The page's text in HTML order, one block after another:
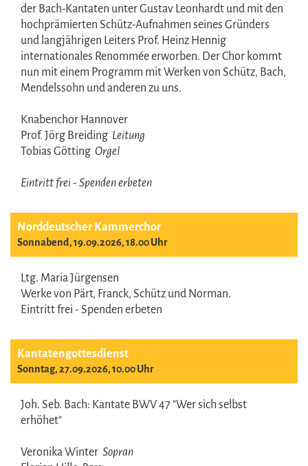
der Bach-Kantaten unter Gustav Leonhardt und mit den
hochprämierten Schütz-Aufnahmen seines Gründers
und langjährigen Leiters Prof. Heinz Hennig
internationales Renommée erworben. Der Chor kommt
nun mit einem Programm mit Werken von Schütz, Bach,
Mendelssohn und anderen zu uns.
Knabenchor Hannover
Prof. Jörg Breiding Leitung
Tobias Götting Orgel
Eintritt frei - Spenden erbeten
Norddeutscher Kammerchor
Sonnabend, 19.09.2026, 18.00 Uhr
Ltg. Maria Jürgensen
Werke von Pärt, Franck, Schütz und Norman.
Eintritt frei - Spenden erbeten
Kantatengottesdienst
Sonntag, 27.09.2026, 10.00 Uhr
Joh. Seb. Bach: Kantate BWV 47 "Wer sich selbst
erhöhet"
Veronika Winter Sopran